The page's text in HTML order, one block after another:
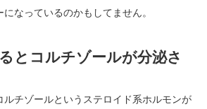
なっているのかもしてません。
とコルチゾールが分泌さ
ルチゾールというステロイド系ホルモンが